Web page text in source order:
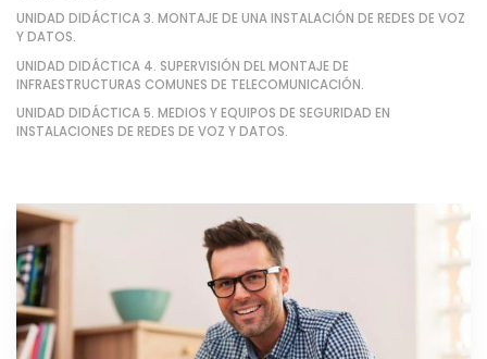
UNIDAD DIDÁCTICA 3. MONTAJE DE UNA INSTALACIÓN DE REDES DE VOZ
Y DATOS.
UNIDAD DIDÁCTICA 4. SUPERVISIÓN DEL MONTAJE DE
INFRAESTRUCTURAS COMUNES DE TELECOMUNICACIÓN.
UNIDAD DIDÁCTICA 5. MEDIOS Y EQUIPOS DE SEGURIDAD EN
INSTALACIONES DE REDES DE VOZ Y DATOS.